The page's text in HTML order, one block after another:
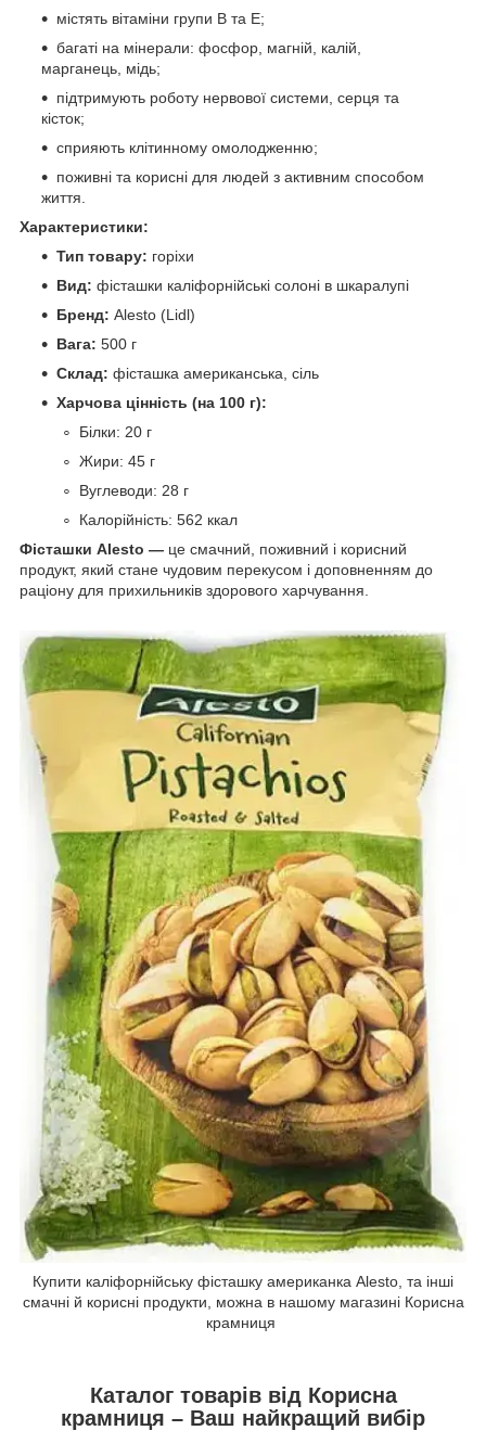
містять вітаміни групи B та E;
багаті на мінерали: фосфор, магній, калій,
марганець, мідь;
підтримують роботу нервової системи, серця та
кісток;
сприяють клітинному омолодженню;
поживні та корисні для людей з активним способом
життя.
Характеристики:
Тип товару: горіхи
Вид: фісташки каліфорнійські солоні в шкаралупі
Бренд: Alesto (Lidl)
Вага: 500 г
Склад: фісташка американська, сіль
Харчова цінність (на 100 г):
Білки: 20 г
Жири: 45 г
Вуглеводи: 28 г
Калорійність: 562 ккал
Фісташки Alesto — це смачний, поживний і корисний
продукт, який стане чудовим перекусом і доповненням до
раціону для прихильників здорового харчування.
Купити каліфорнійську фісташку американка Alesto, та інші
смачні й корисні продукти, можна в нашому магазині Корисна
крамниця
Каталог товарів від Корисна
крамниця – Ваш найкращий вибір